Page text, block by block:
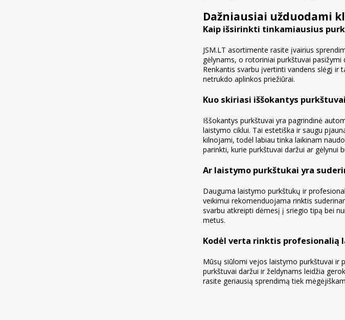
Dažniausiai užduodami
Kaip išsirinkti tinkamiausius
JSM.LT asortimente rasite įvairius
gėlynams, o rotoriniai purkštuvai
Renkantis svarbu įvertinti vandens slėgį ir
netrukdo aplinkos priežiūrai.
Kuo skiriasi iššokantys
Iššokantys purkštuvai yra pagrindinė
laistymo ciklui. Tai estetiška ir saugu
kilnojami, todėl labiau tinka laikinam
parinkti, kurie purkštuvai daržui ar gėlynui
Ar laistymo purkštukai yra
Dauguma laistymo purkštukų ir
veikimui rekomenduojama rinktis
svarbu atkreipti dėmesį į sriegio tipą bei
metus.
Kodėl verta rinktis profesionalią
Mūsų siūlomi vejos laistymo purkštuvai ir
purkštuvai daržui ir želdynams leidžia
rasite geriausią sprendimą tiek